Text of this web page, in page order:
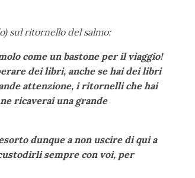
sul ritornello del salmo:
come un bastone per il viaggio!
dei libri, anche se hai dei libri
attenzione, i ritornelli che hai
ricaverai una grande
dunque a non uscire di qui a
sempre con voi, per